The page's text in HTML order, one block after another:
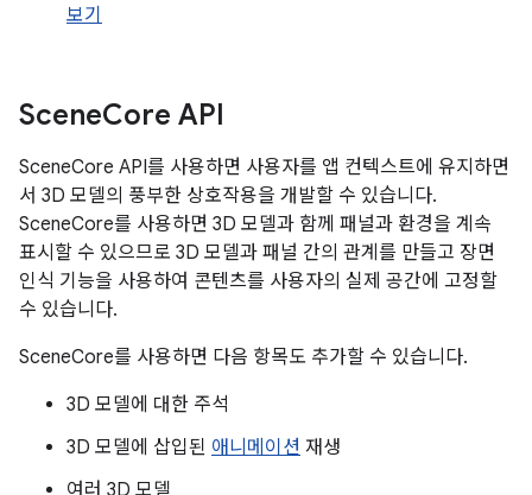
보기
SceneCore API
SceneCore API를 사용하면 사용자를 앱 컨텍스트에 유지하면
서 3D 모델의 풍부한 상호작용을 개발할 수 있습니다.
SceneCore를 사용하면 3D 모델과 함께 패널과 환경을 계속
표시할 수 있으므로 3D 모델과 패널 간의 관계를 만들고 장면
인식 기능을 사용하여 콘텐츠를 사용자의 실제 공간에 고정할
수 있습니다.
SceneCore를 사용하면 다음 항목도 추가할 수 있습니다.
3D 모델에 대한 주석
3D 모델에 삽입된 애니메이션 재생
여러 3D 모델